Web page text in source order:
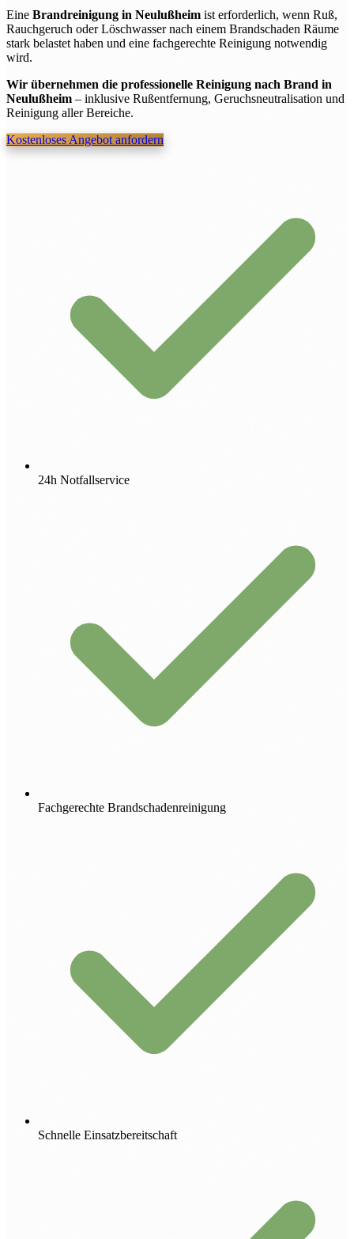
Eine Brandreinigung in Neulußheim ist erforderlich, wenn Ruß,
Rauchgeruch oder Löschwasser nach einem Brandschaden Räume
stark belastet haben und eine fachgerechte Reinigung notwendig
wird.
Wir übernehmen die professionelle Reinigung nach Brand in
Neulußheim– inklusive Rußentfernung, Geruchsneutralisation und
Reinigung aller Bereiche.
Kostenloses Angebot anfordern
24h Notfallservice
Fachgerechte Brandschadenreinigung
Schnelle Einsatzbereitschaft